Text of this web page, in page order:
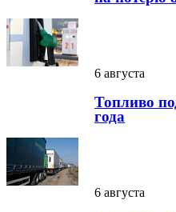
6 августа
Топливо
года
6 августа